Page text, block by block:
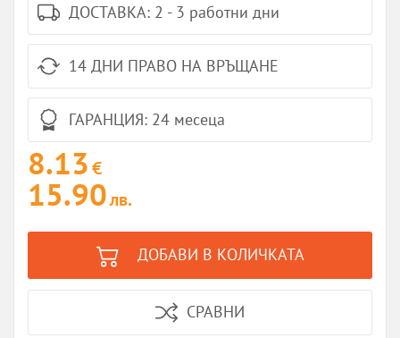
ДОСТАВКА: 2 - 3 работни дни
14 ДНИ ПРАВО НА ВРЪЩАНЕ
ГАРАНЦИЯ: 24 месеца
8.13€
15.90лв.
ДОБАВИ В КОЛИЧКАТА
СРАВНИ